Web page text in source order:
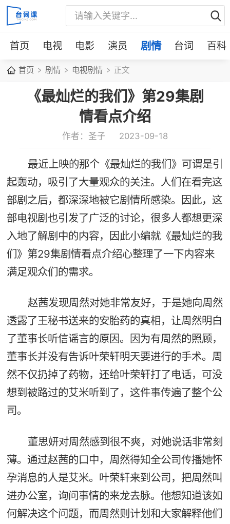
首页 电视 电影 演员 剧情 台词 百科
首页 剧情 电视剧情 正文
《最灿烂的我们》第29集剧
情看点介绍
作者：圣子 2023-09-18
最近上映的那个《最灿烂的我们》可谓是引
起轰动，吸引了大量观众的关注。人们在看完这
部剧之后，都深深地被它剧情所感染。因此，这
部电视剧也引发了广泛的讨论，很多人都想更深
入地了解剧中的内容，因此小编就《最灿烂的我
们》第29集剧情看点介绍心整理了一下内容来
满足观众们的需求。
赵茜发现周然对她非常友好，于是她向周然
透露了王秘书送来的安胎药的真相，让周然明白
了董事长听信谣言的原因。因为有周然的照顾，
董事长并没有告诉叶荣轩明天要进行的手术。周
然不仅扔掉了药物，还给叶荣轩打了电话，可没
想到被路过的艾米听到了，这件事传遍了整个公
司。
董思妍对周然感到很不爽，对她说话非常刻
薄。通过赵茜的口中，周然得知全公司传播她怀
孕消息的人是艾米。叶荣轩来到公司，把周然叫
进办公室，询问事情的来龙去脉。他想知道该如
何解决这个问题，而周然则计划和大家解释他们